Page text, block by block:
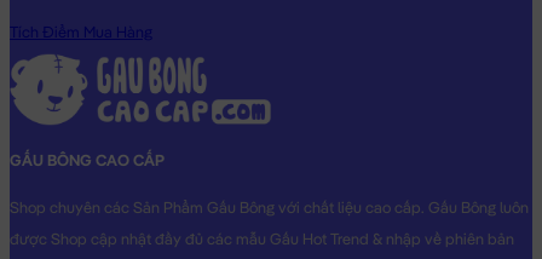
Tích Điểm Mua Hàng
GẤU BÔNG CAO CẤP
Shop chuyên các Sản Phẩm Gấu Bông với chất liệu cao cấp. Gấu Bông luôn
được Shop cập nhật đầy đủ các mẫu Gấu Hot Trend & nhập về phiên bản